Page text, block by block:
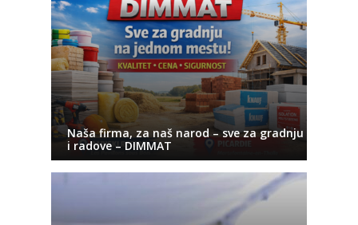
Naša firma, za naš narod – sve za gradnju
i radove – DIMMAT